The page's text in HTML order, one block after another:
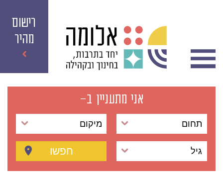
רישום
מהיר
אני מתעניין ב-
תחום מיקום
גיל חפשו